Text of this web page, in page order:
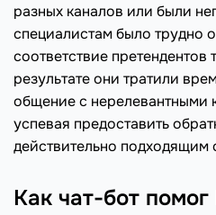
разных каналов или были
специалистам было трудно
соответствие
результате они тратили
общение с нерелевантными
успевая предоставить
действительно подходящим
Как чат-бот